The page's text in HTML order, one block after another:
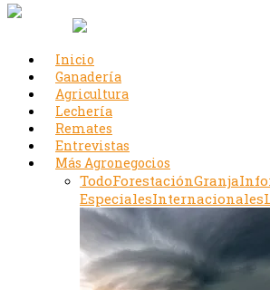
Inicio
Ganadería
Agricultura
Lechería
Remates
Entrevistas
Más Agronegocios
TodoForestaciónGranja
EspecialesInternacionales